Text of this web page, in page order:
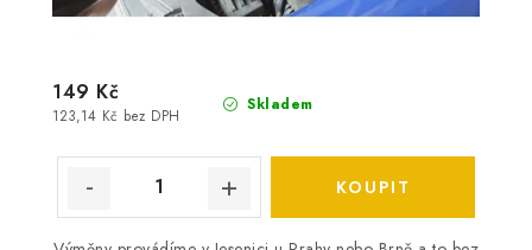
Skladem
123,14 Kč bez DPH
149 Kč